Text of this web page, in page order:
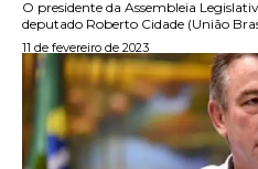
O presidente da Assembleia
deputado Roberto Cidade (União
11 de fevereiro de 2023